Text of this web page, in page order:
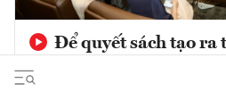
Để quyết sách tạo ra
Nâng cao hiệu quả tổ